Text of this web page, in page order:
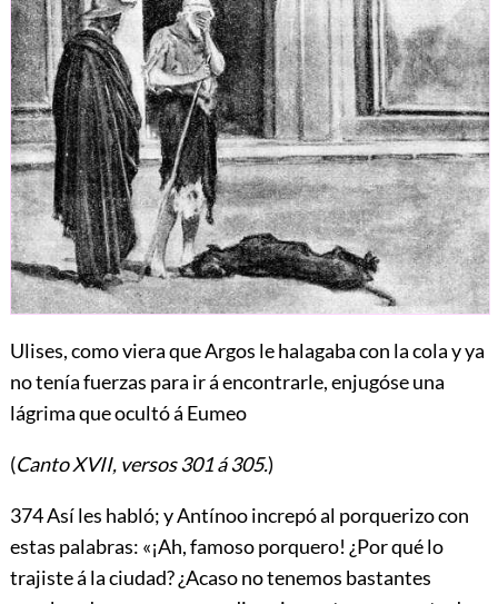
Ulises, como viera que Argos le halagaba con la cola y ya
no tenía fuerzas para ir á encontrarle, enjugóse una
lágrima que ocultó á Eumeo
(Canto XVII, versos 301 á 305.)
374Así les habló; y Antínoo increpó al porquerizo con
estas palabras: «¡Ah, famoso porquero! ¿Por qué lo
trajiste á la ciudad? ¿Acaso no tenemos bastantes